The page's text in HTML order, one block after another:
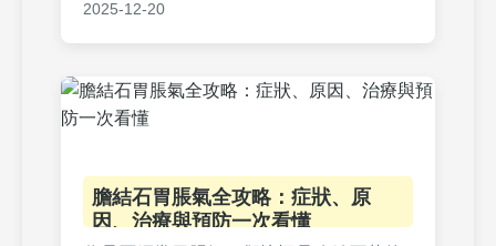
包含常見問題解答與個人經驗分享，讓您
面對膽結石不再迷茫。
2025-12-20
膽結石胃脹氣全攻略：症狀、原
因、治療與預防一次看懂